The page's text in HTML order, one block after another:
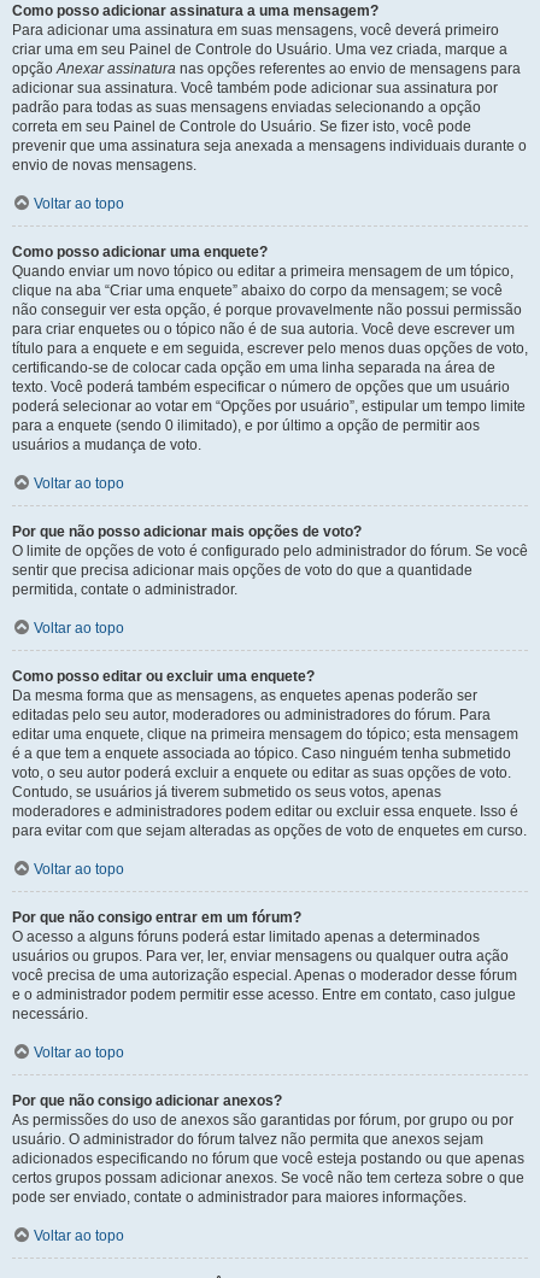
Como posso adicionar assinatura a uma mensagem?
Para adicionar uma assinatura em suas mensagens, você deverá primeiro
criar uma em seu Painel de Controle do Usuário. Uma vez criada, marque a
opçãoAnexar assinatura nas opções referentes ao envio de mensagens para
adicionar sua assinatura. Você também pode adicionar sua assinatura por
padrão para todas as suas mensagens enviadas selecionando a opção
correta em seu Painel de Controle do Usuário. Se fizer isto, você pode
prevenir que uma assinatura seja anexada a mensagens individuais durante o
envio de novas mensagens.
Voltar ao topo
Como posso adicionar uma enquete?
Quando enviar um novo tópico ou editar a primeira mensagem de um tópico,
clique na aba “Criar uma enquete” abaixo do corpo da mensagem; se você
não conseguir ver esta opção, é porque provavelmente não possui permissão
para criar enquetes ou o tópico não é de sua autoria. Você deve escrever um
título para a enquete e em seguida, escrever pelo menos duas opções de voto,
certificando-se de colocar cada opção em uma linha separada na área de
texto. Você poderá também especificar o número de opções que um usuário
poderá selecionar ao votar em “Opções por usuário”, estipular um tempo limite
para a enquete (sendo 0 ilimitado), e por último a opção de permitir aos
usuários a mudança de voto.
Voltar ao topo
Por que não posso adicionar mais opções de voto?
O limite de opções de voto é configurado pelo administrador do fórum. Se você
sentir que precisa adicionar mais opções de voto do que a quantidade
permitida, contate o administrador.
Voltar ao topo
Como posso editar ou excluir uma enquete?
Da mesma forma que as mensagens, as enquetes apenas poderão ser
editadas pelo seu autor, moderadores ou administradores do fórum. Para
editar uma enquete, clique na primeira mensagem do tópico; esta mensagem
é a que tem a enquete associada ao tópico. Caso ninguém tenha submetido
voto, o seu autor poderá excluir a enquete ou editar as suas opções de voto.
Contudo, se usuários já tiverem submetido os seus votos, apenas
moderadores e administradores podem editar ou excluir essa enquete. Isso é
para evitar com que sejam alteradas as opções de voto de enquetes em curso.
Voltar ao topo
Por que não consigo entrar em um fórum?
O acesso a alguns fóruns poderá estar limitado apenas a determinados
usuários ou grupos. Para ver, ler, enviar mensagens ou qualquer outra ação
você precisa de uma autorização especial. Apenas o moderador desse fórum
e o administrador podem permitir esse acesso. Entre em contato, caso julgue
necessário.
Voltar ao topo
Por que não consigo adicionar anexos?
As permissões do uso de anexos são garantidas por fórum, por grupo ou por
usuário. O administrador do fórum talvez não permita que anexos sejam
adicionados especificando no fórum que você esteja postando ou que apenas
certos grupos possam adicionar anexos. Se você não tem certeza sobre o que
pode ser enviado, contate o administrador para maiores informações.
Voltar ao topo